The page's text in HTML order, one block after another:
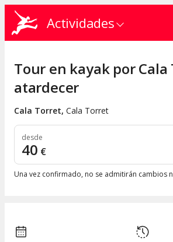
Actividades
Tour en kayak por Cala
atardecer
Cala Torret, Cala Torret
desde
40 €
Una vez confirmado, no se admitirán cambios